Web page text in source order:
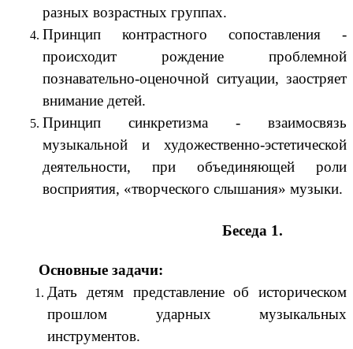
разных возрастных группах.
Принцип контрастного сопоставления -
происходит рождение проблемной
познавательно-оценочной ситуации, заостряет
внимание детей.
Принцип синкретизма - взаимосвязь
музыкальной и художественно-эстетической
деятельности, при объединяющей роли
восприятия, «творческого слышания» музыки.
Беседа 1.
Основные задачи:
Дать детям представление об историческом
прошлом ударных музыкальных
инструментов.